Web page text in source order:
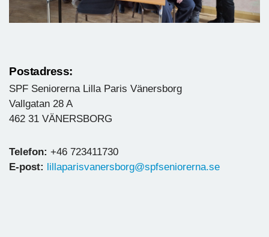
Postadress:
SPF Seniorerna Lilla Paris Vänersborg
Vallgatan 28 A
462 31 VÄNERSBORG
Telefon: +46 723411730
E-post:
lillaparisvanersborg@spfseniorerna.se